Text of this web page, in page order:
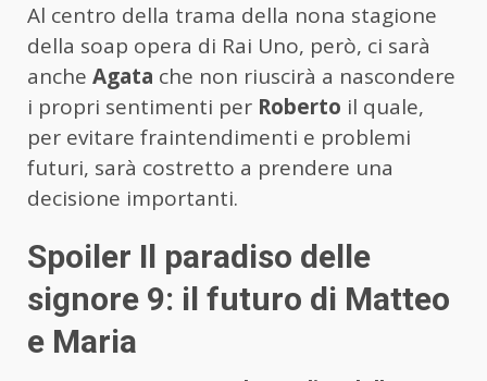
Al centro della trama della nona stagione
della soap opera di Rai Uno, però, ci sarà
anche Agata che non riuscirà a nascondere
i propri sentimenti per Roberto il quale,
per evitare fraintendimenti e problemi
futuri, sarà costretto a prendere una
decisione importanti.
Spoiler Il paradiso delle
signore 9: il futuro di Matteo
e Maria